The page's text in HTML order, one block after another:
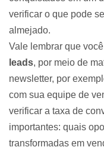
verificar o que pode
almejado.
Vale lembrar que
leads, por meio de
newsletter, por
com sua equipe de
verificar a taxa de
importantes: quais
transformadas em